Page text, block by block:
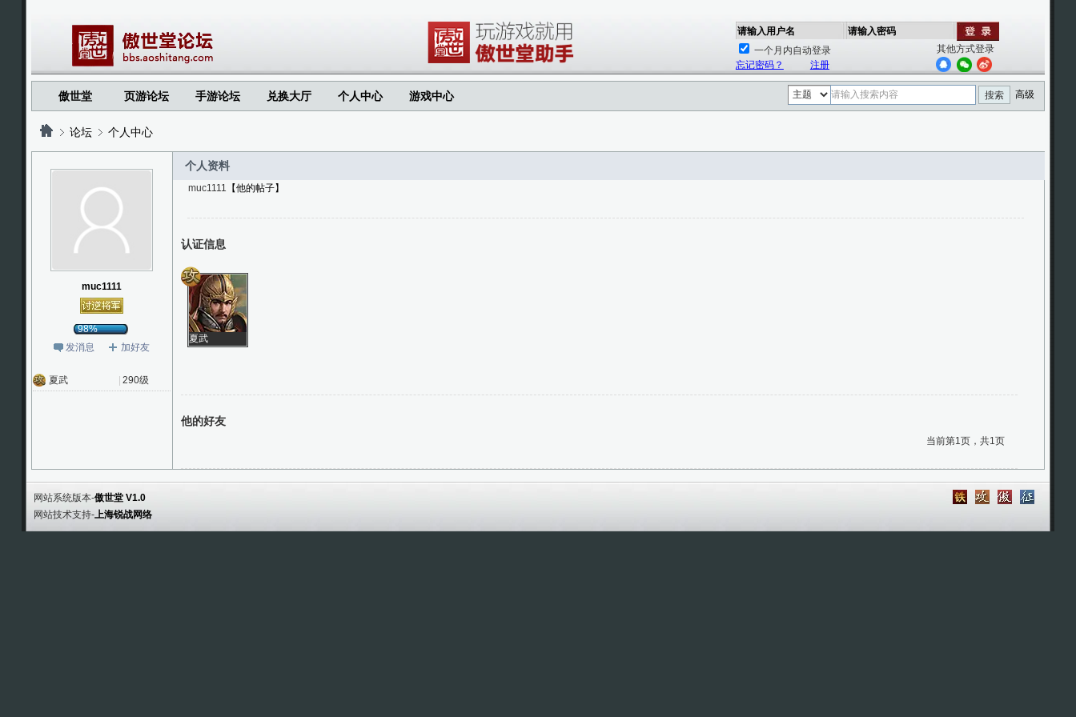
请输入用户名
请输入密码
一个月内自动登录
忘记密码？
注册
其他方式登录
傲世堂 页游论坛 手游论坛 兑换大厅 个人中心 游戏中心 搜索 高级
论坛
?
个人中心
muc1111
98%
发消息
加好友
夏武 290级
个人资料
muc1111 【他的帖子】
认证信息
夏武
他的好友
当前第1页，共1页
网站系统版本-傲世堂 V1.0
网站技术支持-上海锐战网络